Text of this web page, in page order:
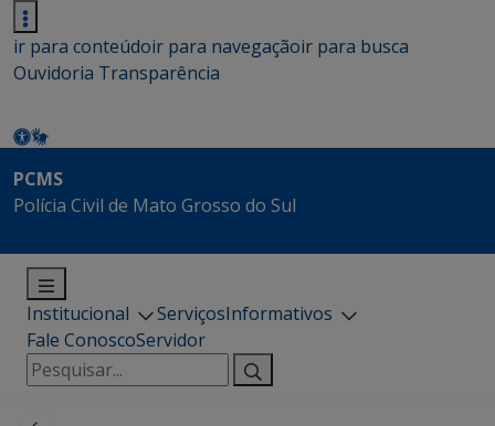
ir para conteúdoir para navegaçãoir para busca
Ouvidoria Transparência
PCMS
Polícia Civil de Mato Grosso do Sul
Institucional ServiçosInformativos
Fale ConoscoServidor
Pesquisar
por: